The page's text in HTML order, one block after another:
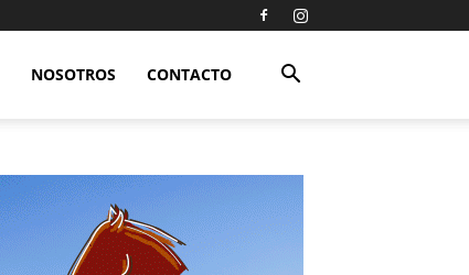
NOSOTROS CONTACTO